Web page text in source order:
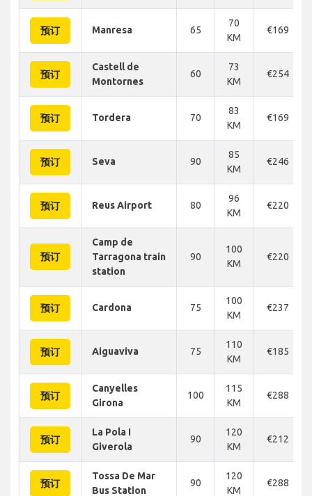
预订 Manresa 65
70
KM
€169
预订
Castell de
Montornes
60
73
KM
€254
预订 Tordera 70
83
KM
€169
预订 Seva 90
85
KM
€246
预订 Reus Airport 80
96
KM
€220
预订
Camp de
Tarragona train
station
90
100
KM
€220
预订 Cardona 75
100
KM
€237
预订 Aiguaviva 75
110
KM
€185
预订
Canyelles
Girona
100
115
KM
€288
预订
La Pola I
Giverola
90
120
KM
€212
预订
Tossa De Mar
Bus Station
90
120
KM
€288